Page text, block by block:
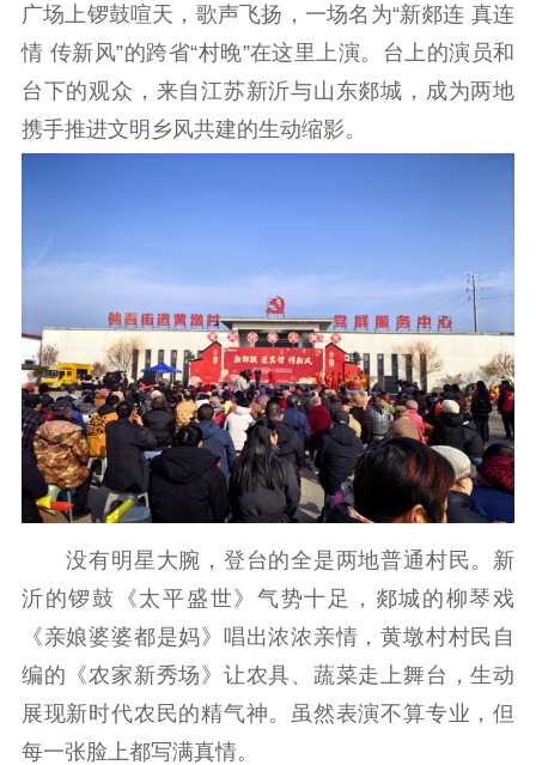
告
政策法规
工作动态
理论武装
工作通知
成果集萃
江苏文脉
资料下载
新闻宣传
主题宣传 对外宣传
新闻发布
记者之家
品牌栏目
文化文艺
精品生产 文化惠民
文化传承
文化交流
体制改革
文化产业
紫金文化艺术节
品牌活动 紫艺舞台
精神文明
广场上锣鼓喧天，歌声飞扬，一场名为“新郯连 真连
情 传新风”的跨省“村晚”在这里上演。台上的演员和
台下的观众，来自江苏新沂与山东郯城，成为两地
携手推进文明乡风共建的生动缩影。
没有明星大腕，登台的全是两地普通村民。新
沂的锣鼓《太平盛世》气势十足，郯城的柳琴戏
《亲娘婆婆都是妈》唱出浓浓亲情，黄墩村村民自
编的《农家新秀场》让农具、蔬菜走上舞台，生动
展现新时代农民的精气神。虽然表演不算专业，但
每一张脸上都写满真情。